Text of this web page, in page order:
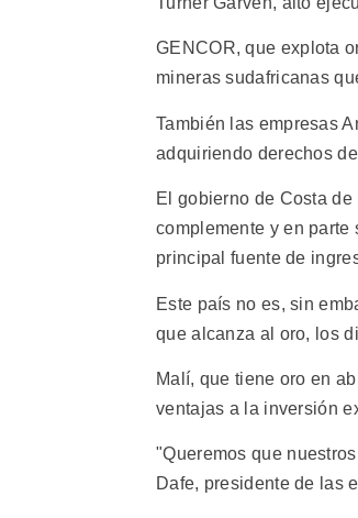
GENCOR, que explota
mineras sudafricanas
También las empresas
adquiriendo derechos
El gobierno de Costa
complemente y en
principal fuente de
Este país no es, sin
que alcanza al oro, los
Malí, que tiene oro en
ventajas a la inversión
"Queremos que
Dafe, presidente de las